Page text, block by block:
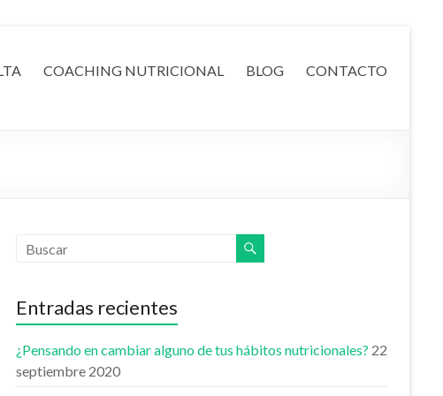
COACHING NUTRICIONAL BLOG CONTACTO
Entradas recientes
¿Pensando en cambiar alguno de tus hábitos nutricionales? 22
septiembre 2020